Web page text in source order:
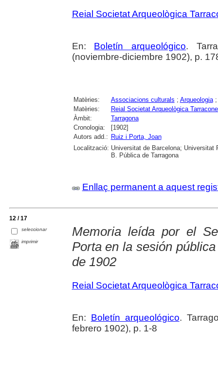
Reial Societat Arqueològica
En: Boletín arqueológico.
(noviembre-diciembre 1902), p.
Matèries: Associacions culturals ; Arqueologia
Matèries:
Reial Societat Arqueològica
Àmbit:
Tarragona
Cronologia:
[1902]
Autors add.: Ruiz i Porta, Joan
Localització: Universitat de Barcelona; Universitat
B. Pública de Tarragona
Enllaç permanent a aquest
12 / 17
seleccionar
imprimir
Memoria leída por el
Porta en la sesión
de 1902
Reial Societat Arqueològica
En: Boletín arqueológico.
febrero 1902), p. 1-8